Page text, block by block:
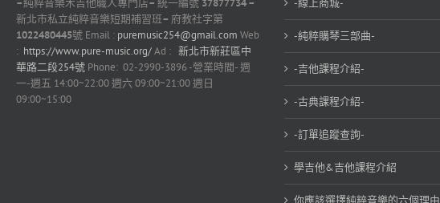
新北市私立純粹音樂短期補習班– 府教社字第
1022480445號 Email : puremusic254@gmail.com Web
: https://www.pure-music.org/Ad : 新北市新莊區中
華路二段254號 Phone: 02-2990-3896 -營業時間- 週
一-週五 14:00~22:00 週六 09:00~21:00 週日
09:00~15:00
-純粹購琴三部曲-
-吉他課程介紹-
-古典課程介紹-
-訂單追蹤查詢-
學吉他&吉他課程介紹
你應該選擇純粹音樂的六個理由